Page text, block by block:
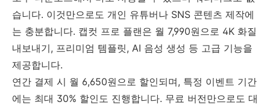
습니다. 이것만으로도 개인 유튜버나 SNS 콘텐츠 제작에
는 충분합니다. 캡컷 프로 플랜은 월 7,990원으로 4K 화질
내보내기, 프리미엄 템플릿, AI 음성 생성 등 고급 기능을
제공합니다.
연간 결제 시 월 6,650원으로 할인되며, 특정 이벤트 기간
에는 최대 30% 할인도 진행합니다. 무료 버전만으로도 대